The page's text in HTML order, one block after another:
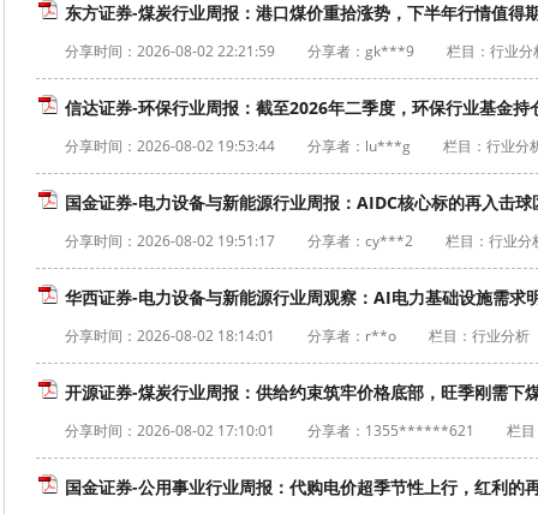
东方证券-煤炭行业周报：港口煤价重拾涨势，下半年行情值得
分享时间： 2026-08-02 22:21:59 分享者：gk***9 栏目：行业分
信达证券-环保行业周报：截至2026年二季度，环保行业基金
分享时间： 2026-08-02 19:53:44 分享者：lu***g 栏目：行业分
国金证券-电力设备与新能源行业周报：AIDC核心标的再入击
分享时间： 2026-08-02 19:51:17 分享者：cy***2 栏目：行业分
华西证券-电力设备与新能源行业周观察：AI电力基础设施需求
分享时间： 2026-08-02 18:14:01 分享者：r**o 栏目：行业分析
开源证券-煤炭行业周报：供给约束筑牢价格底部，旺季刚需下
分享时间： 2026-08-02 17:10:01 分享者：1355******621 栏
国金证券-公用事业行业周报：代购电价超季节性上行，红利的